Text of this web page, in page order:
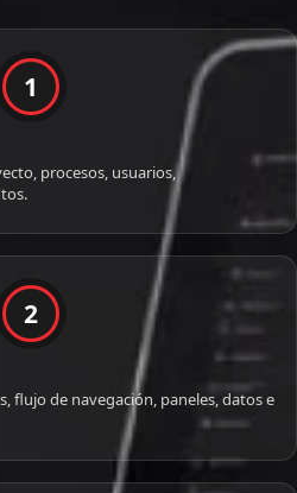
1
procesos, usuarios,
2
flujo de navegación, paneles, datos e